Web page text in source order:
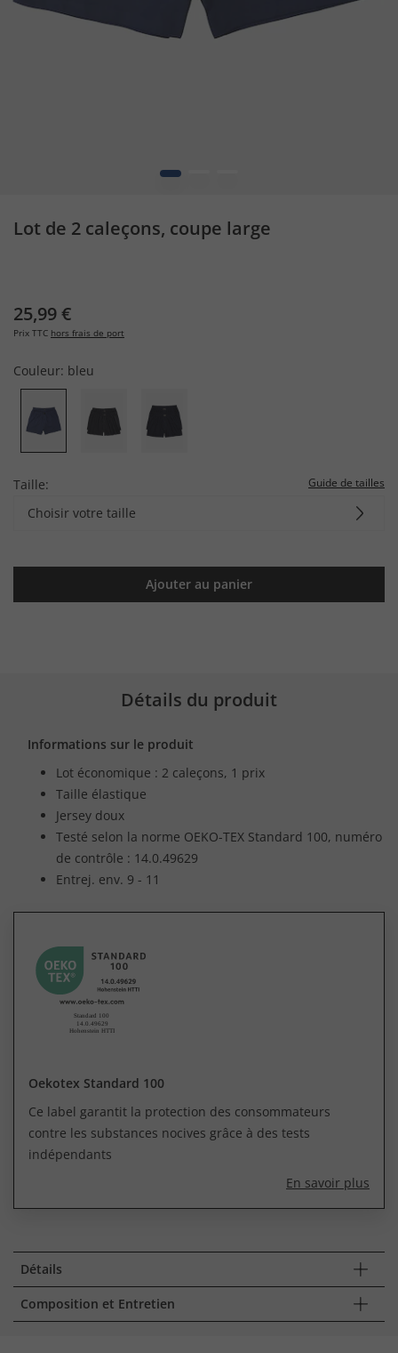
1
Lot de 2 caleçons, coupe large
25,99 €
Prix TTC hors frais de port
Couleur: bleu
Taille: Guide de tailles
Choisir votre taille
Ajouter au panier
Détails du produit
Informations sur le produit
Lot économique : 2 caleçons, 1 prix
Taille élastique
Jersey doux
Testé selon la norme OEKO-TEX Standard 100, numéro
de contrôle : 14.0.49629
Entrej. env. 9 - 11
Oekotex Standard 100
Ce label garantit la protection des consommateurs
contre les substances nocives grâce à des tests
indépendants
En savoir plus
Détails
Composition et Entretien